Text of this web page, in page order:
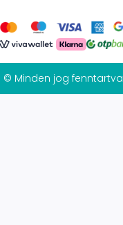
© Minden jog fenntartva